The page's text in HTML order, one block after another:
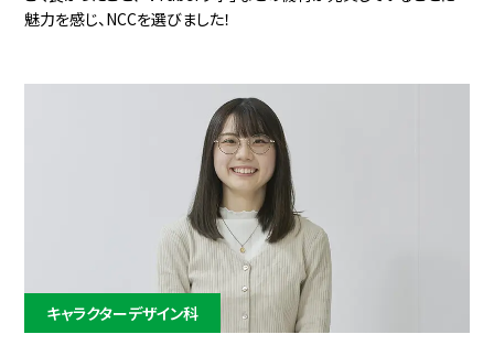
魅力を感じ、NCCを選びました！
キャラクターデザイン科